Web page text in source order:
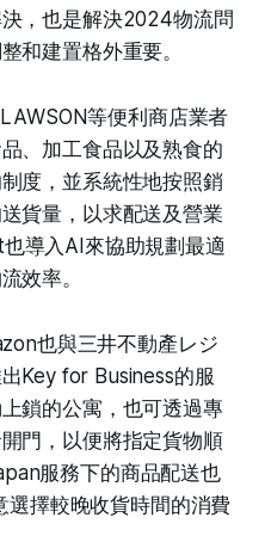
，也是解決2024物流問
和建置格外重要。
等便利商店業者
、加工食品以及熟食的
度，並系統性地按照銷
貨量，以求配送及營業
導入AI來協助規劃最適
效率。
也與三井不動產レジ
Key for Business的服
鎖的公寓，也可透過專
門，以便將指定貨物順
服務下的商品配送也
選擇較晚收貨時間的消費